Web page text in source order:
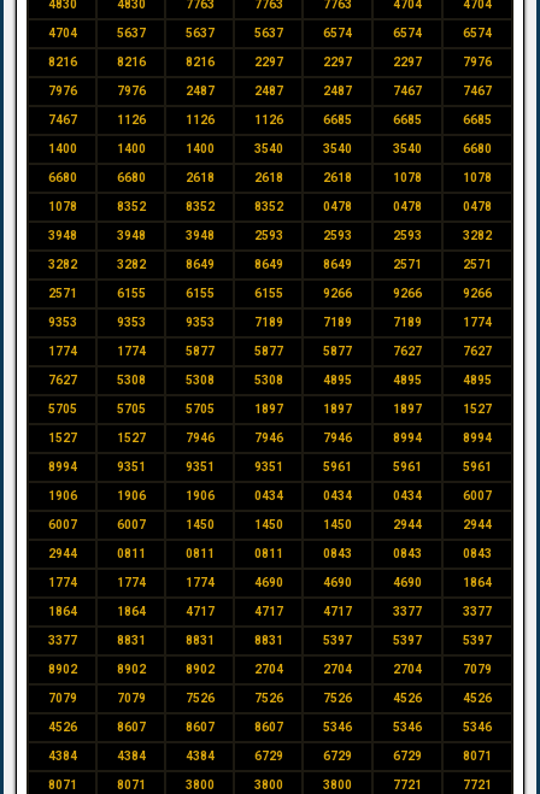
4830 4830 7763 7763 7763 4704 4704
4704 5637 5637 5637 6574 6574 6574
8216 8216 8216 2297 2297 2297 7976
7976 7976 2487 2487 2487 7467 7467
7467 1126 1126 1126 6685 6685 6685
1400 1400 1400 3540 3540 3540 6680
6680 6680 2618 2618 2618 1078 1078
1078 8352 8352 8352 0478 0478 0478
3948 3948 3948 2593 2593 2593 3282
3282 3282 8649 8649 8649 2571 2571
2571 6155 6155 6155 9266 9266 9266
9353 9353 9353 7189 7189 7189 1774
1774 1774 5877 5877 5877 7627 7627
7627 5308 5308 5308 4895 4895 4895
5705 5705 5705 1897 1897 1897 1527
1527 1527 7946 7946 7946 8994 8994
8994 9351 9351 9351 5961 5961 5961
1906 1906 1906 0434 0434 0434 6007
6007 6007 1450 1450 1450 2944 2944
2944 0811 0811 0811 0843 0843 0843
1774 1774 1774 4690 4690 4690 1864
1864 1864 4717 4717 4717 3377 3377
3377 8831 8831 8831 5397 5397 5397
8902 8902 8902 2704 2704 2704 7079
7079 7079 7526 7526 7526 4526 4526
4526 8607 8607 8607 5346 5346 5346
4384 4384 4384 6729 6729 6729 8071
8071 8071 3800 3800 3800 7721 7721